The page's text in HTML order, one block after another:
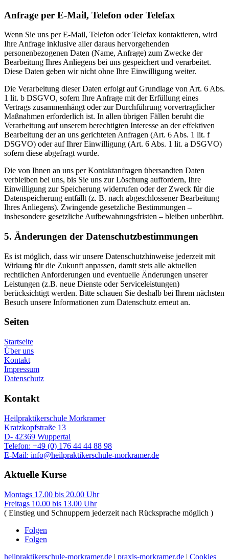
Anfrage per E-Mail, Telefon oder Telefax
Wenn Sie uns per E-Mail, Telefon oder Telefax kontaktieren, wird
Ihre Anfrage inklusive aller daraus hervorgehenden
personenbezogenen Daten (Name, Anfrage) zum Zwecke der
Bearbeitung Ihres Anliegens bei uns gespeichert und verarbeitet.
Diese Daten geben wir nicht ohne Ihre Einwilligung weiter.
Die Verarbeitung dieser Daten erfolgt auf Grundlage von Art. 6 Abs.
1 lit. b DSGVO, sofern Ihre Anfrage mit der Erfüllung eines
Vertrags zusammenhängt oder zur Durchführung vorvertraglicher
Maßnahmen erforderlich ist. In allen übrigen Fällen beruht die
Verarbeitung auf unserem berechtigten Interesse an der effektiven
Bearbeitung der an uns gerichteten Anfragen (Art. 6 Abs. 1 lit. f
DSGVO) oder auf Ihrer Einwilligung (Art. 6 Abs. 1 lit. a DSGVO)
sofern diese abgefragt wurde.
Die von Ihnen an uns per Kontaktanfragen übersandten Daten
verbleiben bei uns, bis Sie uns zur Löschung auffordern, Ihre
Einwilligung zur Speicherung widerrufen oder der Zweck für die
Datenspeicherung entfällt (z. B. nach abgeschlossener Bearbeitung
Ihres Anliegens). Zwingende gesetzliche Bestimmungen –
insbesondere gesetzliche Aufbewahrungsfristen – bleiben unberührt.
5. Änderungen der Datenschutzbestimmungen
Es ist möglich, dass wir unsere Datenschutzhinweise jederzeit mit
Wirkung für die Zukunft anpassen, damit stets alle aktuellen
rechtlichen Anforderungen und eventuelle Änderungen unserer
Leistungen (z.B. neue Dienste oder Serviceleistungen)
berücksichtigt werden. Bitte schauen Sie deshalb bei Ihrem nächsten
Besuch unsere Informationen zum Datenschutz erneut an.
Seiten
Startseite
Über uns
Kontakt
Impressum
Datenschutz
Kontakt
Heilpraktikerschule Morkramer
Kratzkopfstraße 13
D- 42369 Wuppertal
Telefon: +49 (0) 176 44 44 88 98
E-Mail: info@heilpraktikerschule-morkramer.de
Aktuelle Kurse
Montags 17.00 bis 20.00 Uhr
Freitags 10.00 bis 13.00 Uhr
( Einstieg und Schnuppern jederzeit nach Rücksprache möglich )
Folgen
Folgen
heilpraktikerschule-morkramer.de | praxis-morkramer.de | Cookies